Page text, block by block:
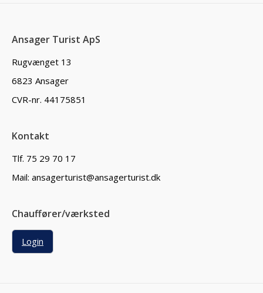
Ansager Turist ApS
Rugvænget 13
6823 Ansager
CVR-nr. 44175851
Kontakt
Tlf. 75 29 70 17
Mail: ansagerturist@ansagerturist.dk
Chauffører/værksted
Login